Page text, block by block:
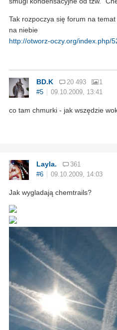
Tak rozpoczya się forum na
na niebie
http://otworz-oczy.org/index.php/
BD.K 20 493
1
#5
09.10.2009, 13:41
co tam chmurki - jak wszędzie
Layla.
361
#6
09.10.2009, 14:03
Jak wygladają chemtrails?